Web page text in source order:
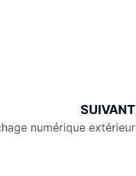
SUIVANT
numérique extérieur